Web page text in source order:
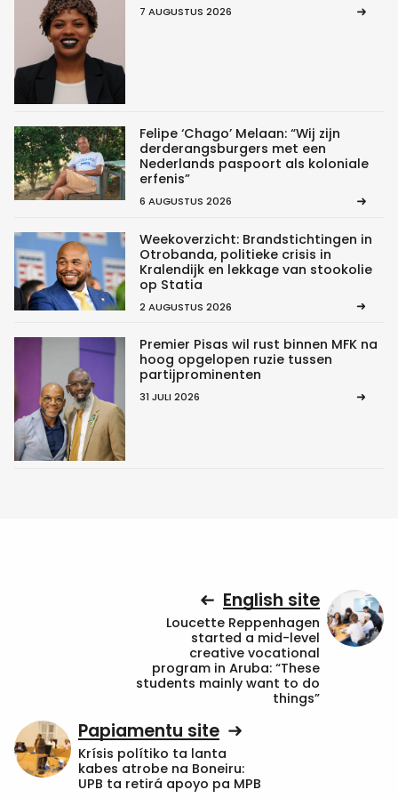
7 AUGUSTUS 2026
Felipe ‘Chago’ Melaan: “Wij zijn
derderangsburgers met een
Nederlands paspoort als koloniale
erfenis”
6 AUGUSTUS 2026
Weekoverzicht: Brandstichtingen in
Otrobanda, politieke crisis in
Kralendijk en lekkage van stookolie
op Statia
2 AUGUSTUS 2026
Premier Pisas wil rust binnen MFK na
hoog opgelopen ruzie tussen
partijprominenten
31 JULI 2026
English site
Loucette Reppenhagen
started a mid-level
creative vocational
program in Aruba: “These
students mainly want to do
things”
Papiamentu site
Krísis polítiko ta lanta
kabes atrobe na Boneiru:
UPB ta retirá apoyo pa MPB